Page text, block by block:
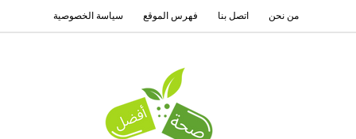
من نحن اتصل بنا فهرس الموقع سياسة الخصوصية